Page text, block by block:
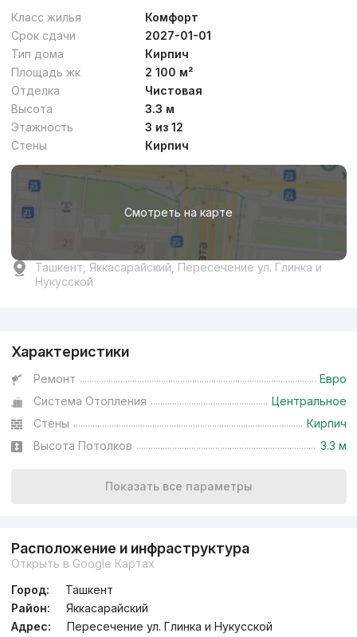
Класс жилья
Комфорт
Срок сдачи
2027-01-01
Тип дома
Кирпич
Площадь жк
2 100 м²
Отделка
Чистовая
Высота
3.3 м
Этажность
3 из 12
Стены
Кирпич
Смотреть на карте
Ташкент, Яккасарайский, Пересечение ул. Глинка и
Нукусской
Характеристики
Ремонт
Евро
Система Отопления
Центральное
Стены
Кирпич
Высота Потолков
3.3 м
Показать все параметры
Расположение и инфраструктура
Открыть в Google Картах
Город:
Ташкент
Район:
Яккасарайский
Адрес:
Пересечение ул. Глинка и Нукусской